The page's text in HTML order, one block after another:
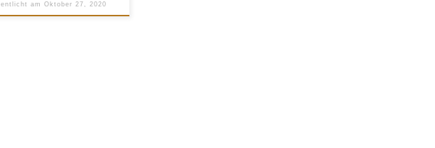
am Oktober 27, 2020